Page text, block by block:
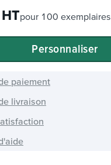
pour 100 exemplaires
Personnaliser
paiement
livraison